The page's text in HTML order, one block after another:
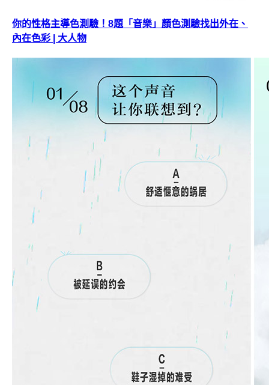
你的性格主導色測驗！8題「音樂」顏色測驗找出外在、
內在色彩 | 大人物